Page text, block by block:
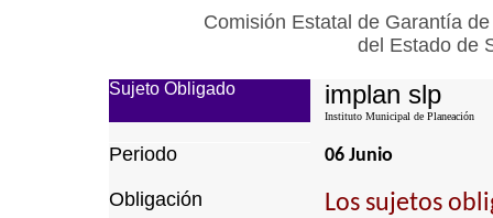
Comisión Estatal de Garantía
del Estado de
Sujeto Obligado implan slp
Instituto Municipal de Planeación
Periodo 06 Junio
Obligación
Los sujetos